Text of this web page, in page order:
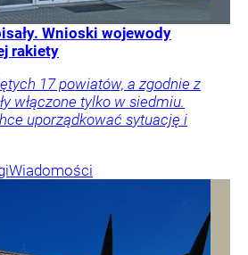
Wnioski wojewody
rakiety
17 powiatów, a zgodnie z
włączone tylko w siedmiu.
uporządkować sytuację i
Wiadomości